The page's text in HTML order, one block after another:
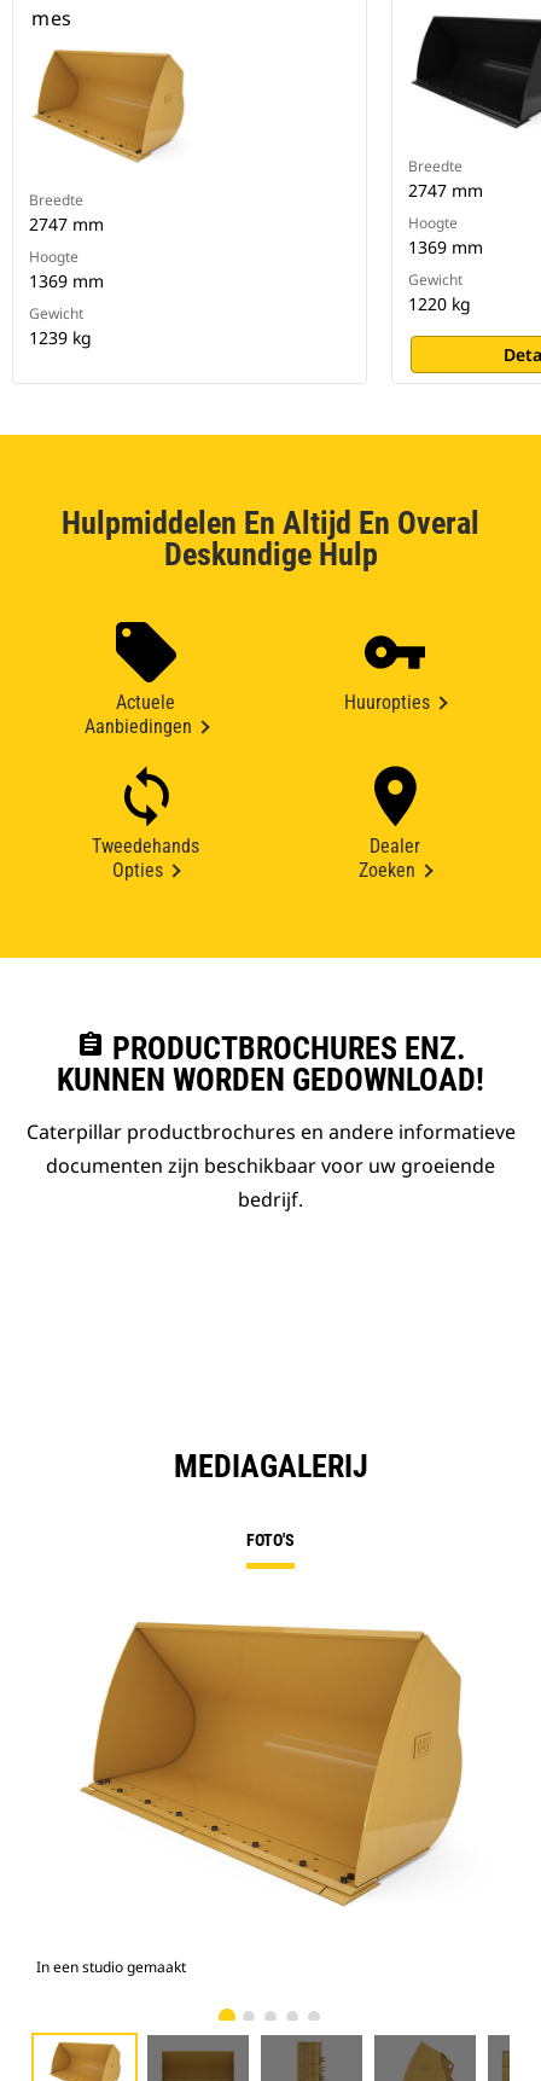
mes
Breedte
2747 mm
Hoogte
1369 mm
Gewicht
1239 kg
Breedte
2747 mm
Hoogte
1369 mm
Gewicht
1220 kg
Hulpmiddelen En Altijd En Overal
Deskundige Hulp
Actuele
Aanbiedingen
Huuropties
Tweedehands
Opties
Dealer
Zoeken
assignment PRODUCTBROCHURES ENZ.
KUNNEN WORDEN GEDOWNLOAD!
Caterpillar productbrochures en andere informatieve
documenten zijn beschikbaar voor uw groeiende
bedrijf.
MEDIAGALERIJ
FOTO'S
In een studio gemaakt